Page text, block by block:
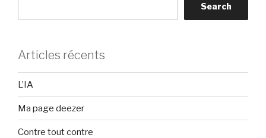
Search
Articles récents
L’IA
Ma page deezer
Contre tout contre